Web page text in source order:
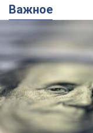
Важное